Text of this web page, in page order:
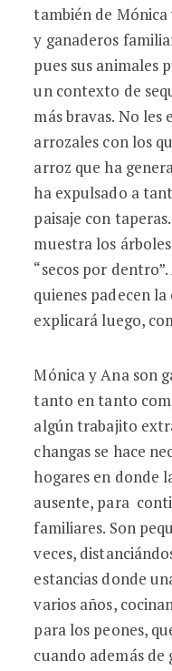
también de
y ganaderos
pues sus animales
un contexto de
más bravas. No les
arrozales con los
arroz que ha
ha expulsado a
paisaje con
muestra los
“secos por
quienes padecen
explicará luego,
Mónica y Ana son
tanto en tanto
algún trabajito
changas se hace
hogares en donde
ausente, para
familiares. Son
veces,
estancias donde
varios años,
para los peones,
cuando además